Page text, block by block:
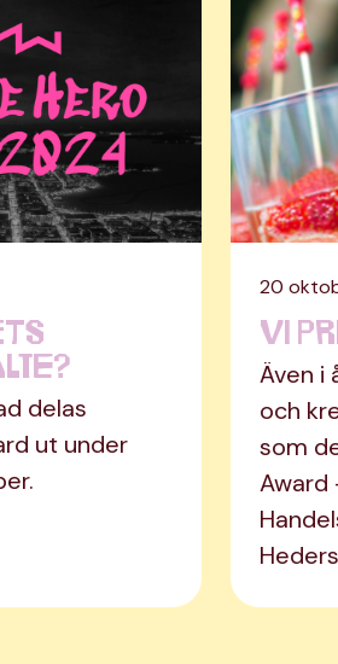
delas
ut under
20
Vi
Även i
och
som
Award